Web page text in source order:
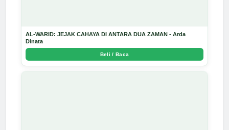
AL-WARID: JEJAK CAHAYA DI ANTARA DUA ZAMAN - Arda
Dinata
Beli / Baca